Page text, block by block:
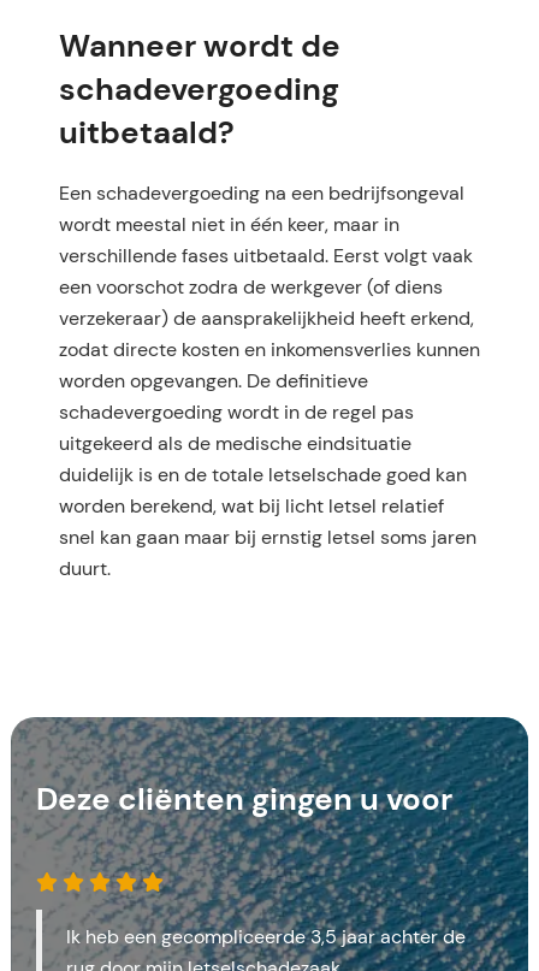
Wanneer wordt de
schadevergoeding
uitbetaald?
Een schadevergoeding na een bedrijfsongeval
wordt meestal niet in één keer, maar in
verschillende fases uitbetaald. Eerst volgt vaak
een voorschot zodra de werkgever (of diens
verzekeraar) de aansprakelijkheid heeft erkend,
zodat directe kosten en inkomensverlies kunnen
worden opgevangen. De definitieve
schadevergoeding wordt in de regel pas
uitgekeerd als de medische eindsituatie
duidelijk is en de totale letselschade goed kan
worden berekend, wat bij licht letsel relatief
snel kan gaan maar bij ernstig letsel soms jaren
duurt.
Deze cliënten gingen u voor
Ik heb een gecompliceerde 3,5 jaar achter de